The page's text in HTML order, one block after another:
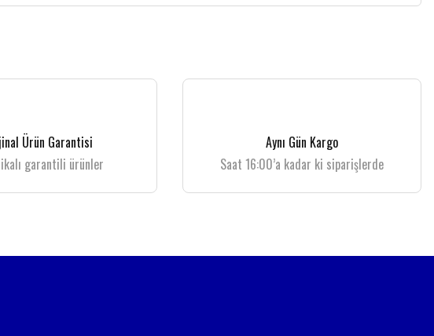
Ürün Garantisi
garantili ürünler
Aynı Gün Kargo
Saat 16:00’a kadar ki siparişlerde